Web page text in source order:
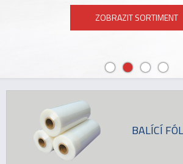
ZOBRAZIT SORTIMENT
BALÍCÍ